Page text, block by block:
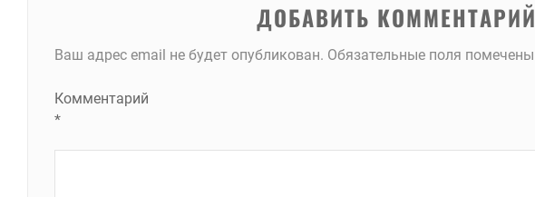
ДОБАВИТЬ КОММЕНТАРИЙ
Ваш адрес email не будет опубликован. Обязательные поля помечены
Комментарий
*